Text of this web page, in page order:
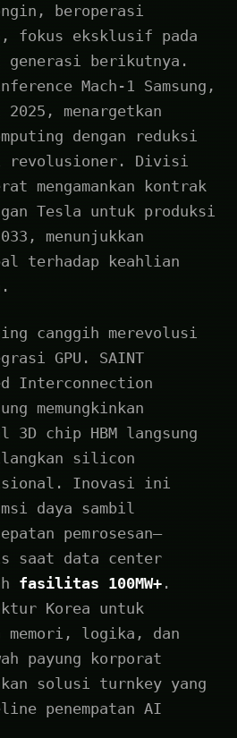
beroperasi
fokus eksklusif pada
generasi berikutnya.
Mach-1 Samsung,
menargetkan
dengan reduksi
revolusioner. Divisi
mengamankan kontrak
Tesla untuk produksi
menunjukkan
terhadap keahlian
canggih merevolusi
GPU. SAINT
Interconnection
memungkinkan
chip HBM langsung
silicon
Inovasi ini
daya sambil
pemrosesan—
saat data center
fasilitas 100MW+ .
Korea untuk
memori, logika, dan
payung korporat
solusi turnkey yang
penempatan AI